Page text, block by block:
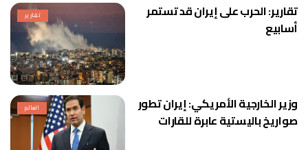
تقارير
تقارير: الحرب على إيران قد تستمر
أسابيع
العالم
وزير الخارجية الأمريكي: إيران تطور
صواريخ باليستية عابرة للقارات